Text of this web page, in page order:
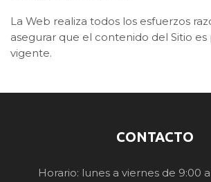
La Web realiza todos los esfuerzos
asegurar que el contenido del Sitio es
vigente.
CONTACTO
Horario: lunes a viernes de 9:00 a